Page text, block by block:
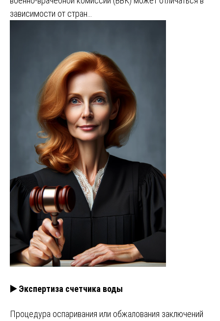
зависимости от стран…
▶️ Экспертиза счетчика воды
Процедура оспаривания или обжалования заключений